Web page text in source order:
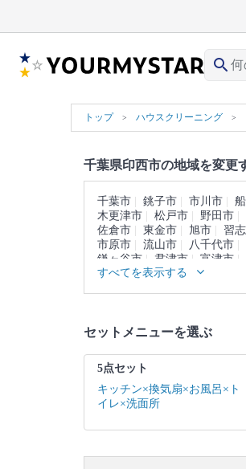
search
トップ ハウスクリーニング
千葉県印西市の地域を変更
千葉市 銚子市 市川市
木更津市
松戸市 野田市
佐倉市
東金市 旭市 習
市原市
流山市 八千代市
鎌ヶ谷市
君津市 富津市
袖ヶ浦市
八街市 白井市
すべてを表示する
セットメニューを選ぶ
5点セット
キッチン×換気扇×お風呂×ト
イレ×洗面所